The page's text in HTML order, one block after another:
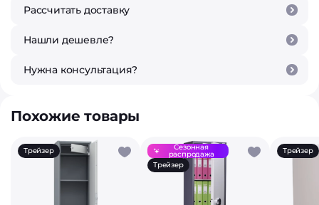
Рассчитать доставку
Нашли дешевле?
Нужна консультация?
Похожие товары
Трейзер Сезонная
распродажа
Трейзер
Трейзер